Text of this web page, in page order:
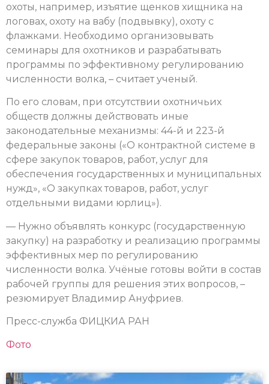
охоты, например, изъятие щенков хищника на
логовах, охоту на вабу (подвывку), охоту с
флажками. Необходимо организовывать
семинары для охотников и разрабатывать
программы по эффективному регулированию
численности волка, – считает ученый.
По его словам, при отсутствии охотничьих
обществ должны действовать иные
законодательные механизмы: 44-й и 223-й
федеральные законы («О контрактной системе в
сфере закупок товаров, работ, услуг для
обеспечения государственных и муниципальных
нужд», «О закупках товаров, работ, услуг
отдельными видами юрлиц»).
— Нужно объявлять конкурс (государственную
закупку) на разработку и реализацию программы
эффективных мер по регулированию
численности волка. Учёные готовы войти в состав
рабочей группы для решения этих вопросов, –
резюмирует Владимир Ануфриев.
Пресс-служба ФИЦКИА РАН
Фото